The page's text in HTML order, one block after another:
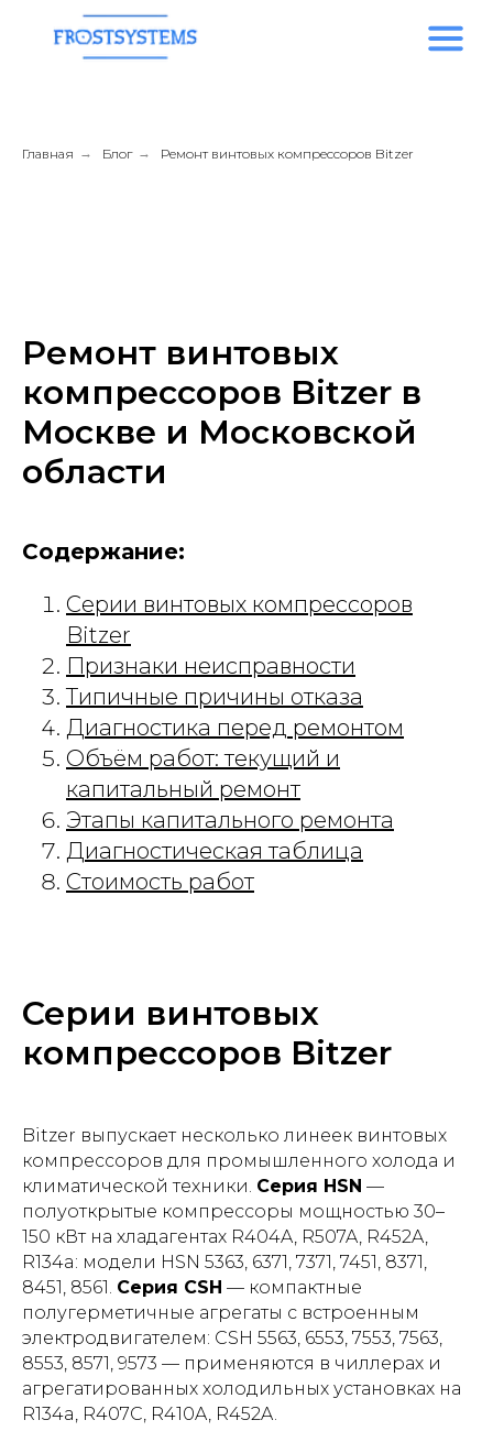
Главная → Блог → Ремонт винтовых компрессоров Bitzer
Ремонт винтовых
компрессоров Bitzer в
Москве и Московской
области
Содержание:
Серии винтовых компрессоров
Bitzer
Признаки неисправности
Типичные причины отказа
Диагностика перед ремонтом
Объём работ: текущий и
капитальный ремонт
Этапы капитального ремонта
Диагностическая таблица
Стоимость работ
Серии винтовых
компрессоров Bitzer
Bitzer выпускает несколько линеек винтовых
компрессоров для промышленного холода и
климатической техники. Серия HSN —
полуоткрытые компрессоры мощностью 30–
150 кВт на хладагентах R404A, R507A, R452A,
R134a: модели HSN 5363, 6371, 7371, 7451, 8371,
8451, 8561. Серия CSH — компактные
полугерметичные агрегаты с встроенным
электродвигателем: CSH 5563, 6553, 7553, 7563,
8553, 8571, 9573 — применяются в чиллерах и
агрегатированных холодильных установках на
R134a, R407C, R410A, R452A.